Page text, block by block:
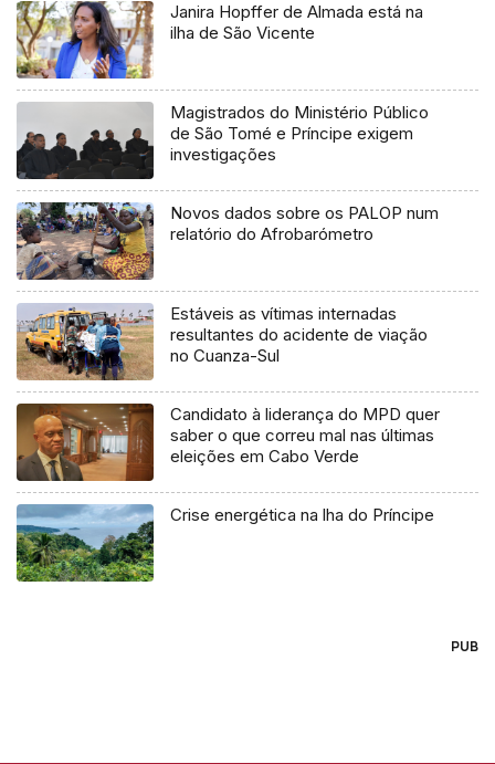
Janira Hopffer de Almada está na
ilha de São Vicente
Magistrados do Ministério Público
de São Tomé e Príncipe exigem
investigações
Novos dados sobre os PALOP num
relatório do Afrobarómetro
Estáveis as vítimas internadas
resultantes do acidente de viação
no Cuanza-Sul
Candidato à liderança do MPD quer
saber o que correu mal nas últimas
eleições em Cabo Verde
Crise energética na lha do Príncipe
PUB